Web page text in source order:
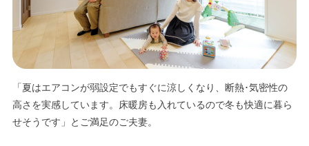
「夏はエアコンが弱設定でもすぐに涼しくなり、断熱･気密性の
高さを実感しています。床暖房も入れているので冬も快適に暮ら
せそうです」とご満足のご夫妻。